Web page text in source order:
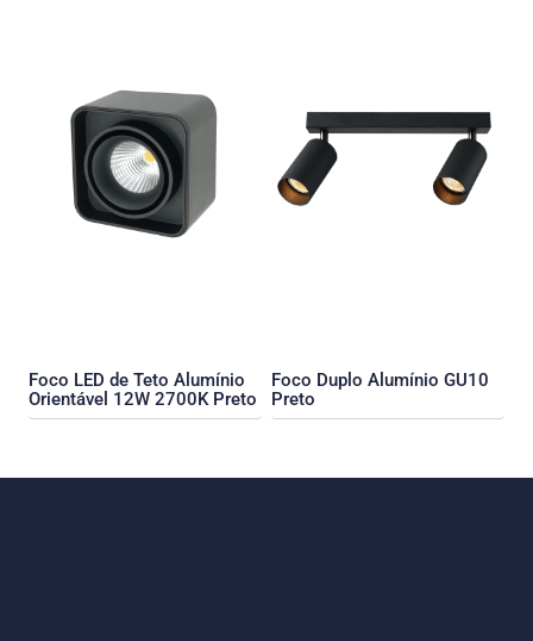
Foco LED de Teto Alumínio
Orientável 12W 2700K Preto
Foco Duplo Alumínio GU10
Preto